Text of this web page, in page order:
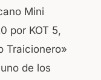
Mini
por KOT 5,
Traicionero»
de los